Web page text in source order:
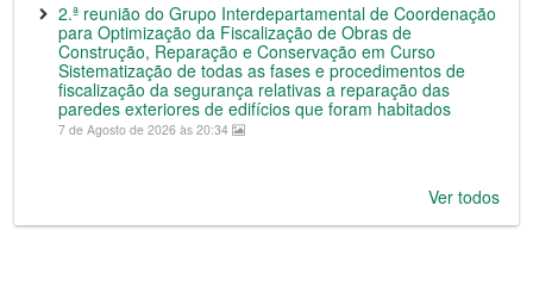
2.ª reunião do Grupo Interdepartamental de Coordenação
para Optimização da Fiscalização de Obras de
Construção, Reparação e Conservação em Curso
Sistematização de todas as fases e procedimentos de
fiscalização da segurança relativas a reparação das
paredes exteriores de edifícios que foram habitados
7 de Agosto de 2026 às 20:34
Ver todos